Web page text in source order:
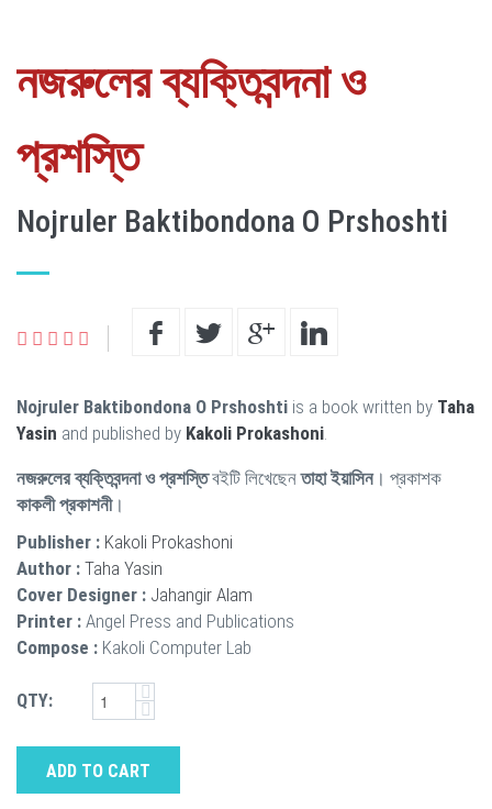
নজরুলের ব্যক্তিবন্দনা ও
প্রশস্তি
Nojruler Baktibondona O Prshoshti
Nojruler Baktibondona O Prshoshti is a book written by Taha
Yasin and published by Kakoli Prokashoni
নজরুলের ব্যক্তিবন্দনা ও প্রশস্তিবইটি লিখেছেনতাহা ইয়াসিন। প্রকাশক
কাকলী প্রকাশনী।
Publisher : Kakoli Prokashoni
Author : Taha Yasin
Cover Designer : Jahangir Alam
Printer : Angel Press and Publications
Compose : Kakoli Computer Lab
QTY:
ADD TO CART